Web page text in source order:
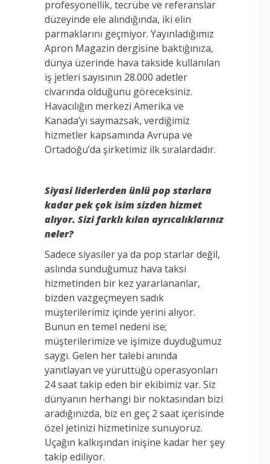
profesyonellik, tecrübe ve referanslar
düzeyinde ele alındığında, iki elin
parmaklarını geçmiyor. Yayınladığımız
Apron Magazin dergisine baktığınıza,
dünya üzerinde hava takside kullanılan
iş jetleri sayısının 28.000 adetler
civarında olduğunu göreceksiniz.
Havacılığın merkezi Amerika ve
Kanada’yı saymazsak, verdiğimiz
hizmetler kapsamında Avrupa ve
Ortadoğu’da şirketimiz ilk sıralardadır.
Siyasi liderlerden ünlü pop starlara
kadar pek çok isim sizden hizmet
alıyor. Sizi farklı kılan ayrıcalıklarınız
neler?
Sadece siyasiler ya da pop starlar değil,
aslında sunduğumuz hava taksi
hizmetinden bir kez yararlananlar,
bizden vazgeçmeyen sadık
müşterilerimiz içinde yerini alıyor.
Bunun en temel nedeni ise;
müşterilerimize ve işimize duyduğumuz
saygı. Gelen her talebi anında
yanıtlayan ve yürüttüğü operasyonları
24 saat takip eden bir ekibimiz var. Siz
dünyanın herhangi bir noktasından bizi
aradığınızda, biz en geç 2 saat içerisinde
özel jetinizi hizmetinize sunuyoruz.
Uçağın kalkışından inişine kadar her şey
takip ediliyor.